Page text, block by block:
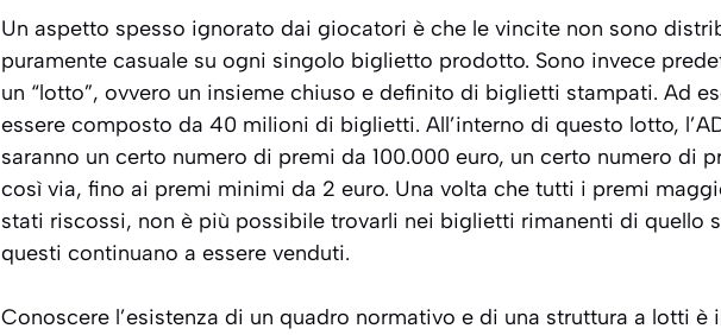
Un aspetto spesso ignorato dai giocatori è che le vincite non sono
puramente casuale su ogni singolo biglietto prodotto. Sono invece
un “lotto”, ovvero un insieme chiuso e definito di biglietti stampati. Ad
essere composto da 40 milioni di biglietti. All’interno di questo lotto,
saranno un certo numero di premi da 100.000 euro, un certo numero di
così via, fino ai premi minimi da 2 euro. Una volta che tutti i premi
stati riscossi, non è più possibile trovarli nei biglietti rimanenti di quello
questi continuano a essere venduti.
Conoscere l’esistenza di un quadro normativo e di una struttura a lotti è